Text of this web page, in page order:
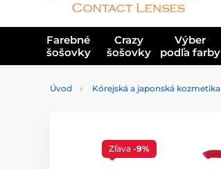
Farebné
šošovky
Crazy
šošovky
Výber
podľa farby
Úvod Kórejská a japonská kozmetika
Zľava -9%